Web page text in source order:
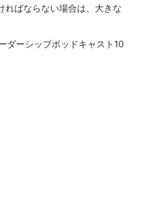
ればならない場合は、大きな
ダーシップポッドキャスト10